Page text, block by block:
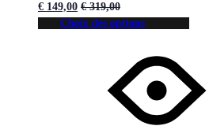
€ 149,00 €319,00
Choix des options